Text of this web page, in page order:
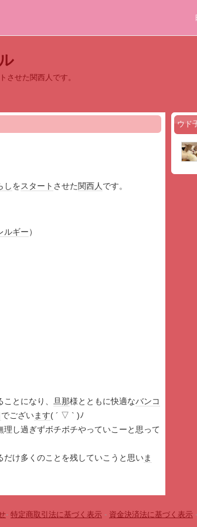
させた関西人です。
しをスタート させた関西人です。
ルギー）
ことになり、 旦那様とともに快適なバンコ
でございます( ´ ▽ ` )ﾉ
し過ぎずボチボチやっていこーと思って
だけ多くのことを残していこうと思いま
ウド
- 特定商取引法に基づく表示 - 資金決済法に基づく表示 -